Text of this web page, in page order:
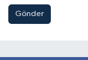
Gönder